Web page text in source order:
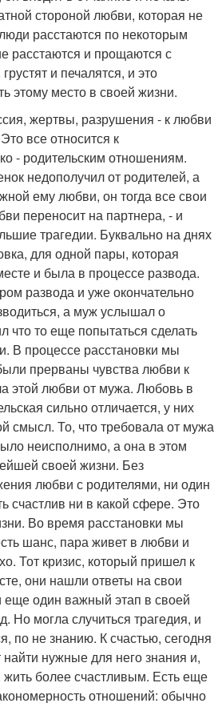
стороной любви, которая не
расстаются по некоторым
расстаются и прощаются с
и печалятся, и это
этому место в своей жизни.
жертвы, разрушения - к любви
все относится к
- родительским отношениям.
недополучил от родителей, а
ему любви, он тогда все свои
переносит на партнера, - и
трагедии. Буквально на днях
для одной пары, которая
и была в процессе развода.
развода и уже окончательно
а муж услышал о
что то еще попытаться сделать
В процессе расстановки мы
прерваны чувства любви к
этой любви от мужа. Любовь в
сильно отличается, у них
смысл. То, что требовала от мужа
неисполнимо, а она в этом
своей жизни. Без
любви с родителями, ни один
счастлив ни в какой сфере. Это
Во время расстановки мы
шанс, пара живет в любви и
Тот кризис, который пришел к
они нашли ответы на свои
один важный этап в своей
Но могла случиться трагедия, и
по не знанию. К счастью, сегодня
нужные для него знания и,
более счастливым. Есть еще
отношений: обычно